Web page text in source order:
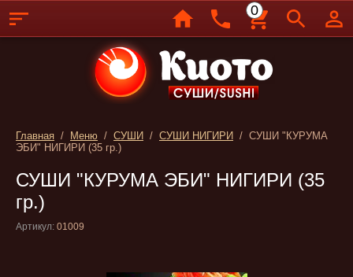
Главная / Меню / СУШИ / СУШИ НИГИРИ / СУШИ "КУРУМА
ЭБИ" НИГИРИ (35 гр.)
СУШИ "КУРУМА ЭБИ" НИГИРИ (35
гр.)
Артикул: 01009
0